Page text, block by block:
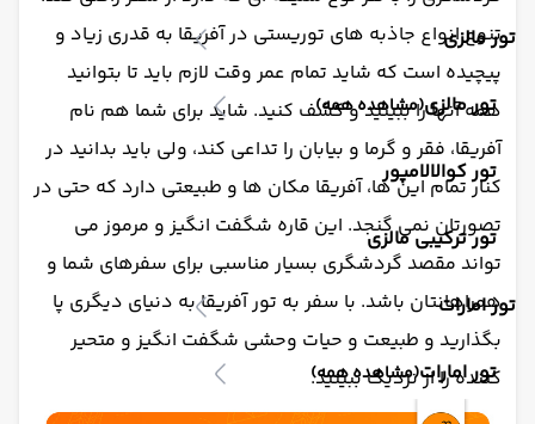
تور مالزی
تور مالزی(مشاهده همه)
تور کوالالامپور
تور ترکیبی مالزی
تور امارات
تور امارات(مشاهده همه)
تنوع انواع جاذبه های توریستی در آفریقا به قدری زیاد و
پیچیده است که شاید تمام عمر وقت لازم باید تا بتوانید
همه آنها را ببینید و کشف کنید. شاید برای شما هم نام
آفریقا، فقر و گرما و بیابان را تداعی کند، ولی باید بدانید در
کنار تمام این ها، آفریقا مکان ها و طبیعتی دارد که حتی در
تصورتان نمی گنجد. این قاره شگفت انگیز و مرموز می
تواند مقصد گردشگری بسیار مناسبی برای سفرهای شما و
همراهانتان باشد. با سفر به تور آفریقا به دنیای دیگری پا
بگذارید و طبیعت و حیات وحشی شگفت انگیز و متحیر
کننده را از نزدیک ببینید.